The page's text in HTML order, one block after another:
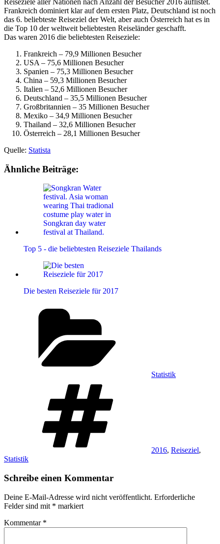
Frankreich dominiert klar auf dem ersten Platz, Deutschland ist noch
das 6. beliebteste Reiseziel der Welt, aber auch Österreich hat es in
die Top 10 der weltweit beliebtesten Reiseländer geschafft.
Das waren 2016 die beliebtesten Reiseziele:
Frankreich – 79,9 Millionen Besucher
USA – 75,6 Millionen Besucher
Spanien – 75,3 Millionen Besucher
China – 59,3 Millionen Besucher
Italien – 52,6 Millionen Besucher
Deutschland – 35,5 Millionen Besucher
Großbritannien – 35 Millionen Besucher
Mexiko – 34,9 Millionen Besucher
Thailand – 32,6 Millionen Besucher
Österreich – 28,1 Millionen Besucher
Quelle: Statista
Ähnliche Beiträge:
Top 5 - die beliebtesten Reiseziele Thailands
Die besten Reiseziele für 2017
Statistik
2016, Reiseziel,
Statistik
Schreibe einen Kommentar
Deine E-Mail-Adresse wird nicht veröffentlicht. Erforderliche
Felder sind mit * markiert
Kommentar *